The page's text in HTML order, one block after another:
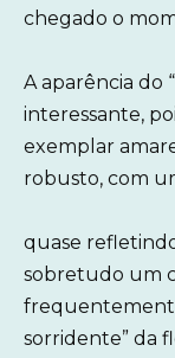
chegado o
A aparência do
interessante,
exemplar
robusto, com
quase
sobretudo um
sorridente” da